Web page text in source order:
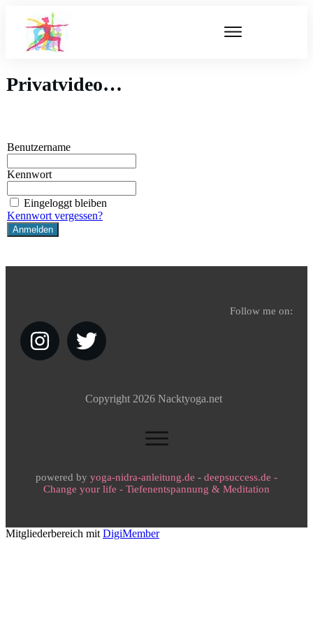
Privatvideo…
Benutzername
Kennwort
Eingeloggt bleiben
Kennwort vergessen?
Follow me on:
Copyright 2026 Nacktyoga.net
powered by yoga-nidra-anleitung.de - deepsuccess.de -
Change your life - Tiefenentspannung & Meditation
Mitgliederbereich mit DigiMember